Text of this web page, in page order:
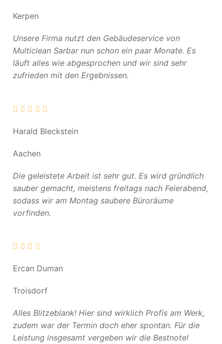
Kerpen
Unsere Firma nutzt den Gebäudeservice von
Multiclean Sarbar nun schon ein paar Monate. Es
läuft alles wie abgesprochen und wir sind sehr
zufrieden mit den Ergebnissen.
Harald Bleckstein
Aachen
Die geleistete Arbeit ist sehr gut. Es wird gründlich
sauber gemacht, meistens freitags nach Feierabend,
sodass wir am Montag saubere Büroräume
vorfinden.
Ercan Duman
Troisdorf
Alles Blitzeblank! Hier sind wirklich Profis am Werk,
zudem war der Termin doch eher spontan. Für die
Leistung insgesamt vergeben wir die Bestnote!